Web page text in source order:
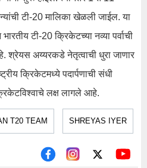
टी-20 मालिका खेळली जाईल. या
भारतीय टी-20 क्रिकेटच्या नव्या पर्वाची
श्रेयस अय्यरकडे नेतृत्वाची धुरा जाणार
क्रिकेटमध्ये पदार्पणाची संधी
लक्ष लागले आहे.
T20 TEAM SHREYAS IYER